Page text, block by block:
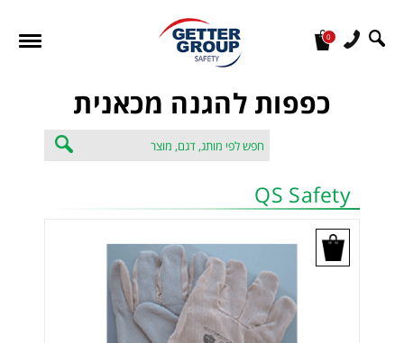
0
כפפות להגנה מכאנית
QS Safety
מעונין לקבל הצעת מחיר או מידע עבור: